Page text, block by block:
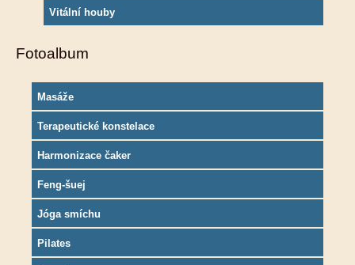
Vitální houby
Fotoalbum
Masáže
Terapeutické konstelace
Harmonizace čaker
Feng-šuej
Jóga smíchu
Pilates